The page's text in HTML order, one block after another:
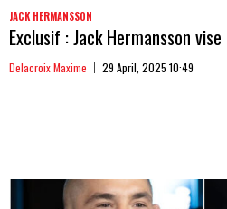
JACK HERMANSSON
Exclusif : Jack Hermansson
Delacroix Maxime 29 April, 2025 10:49